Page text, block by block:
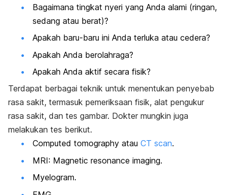
Bagaimana tingkat nyeri yang Anda alami (ringan,
sedang atau berat)?
Apakah baru-baru ini Anda terluka atau cedera?
Apakah Anda berolahraga?
Apakah Anda aktif secara fisik?
Terdapat berbagai teknik untuk menentukan penyebab
rasa sakit, termasuk pemeriksaan fisik, alat pengukur
rasa sakit, dan tes gambar. Dokter mungkin juga
melakukan tes berikut.
Computed tomography atau CT scan.
MRI: Magnetic resonance imaging.
Myelogram.